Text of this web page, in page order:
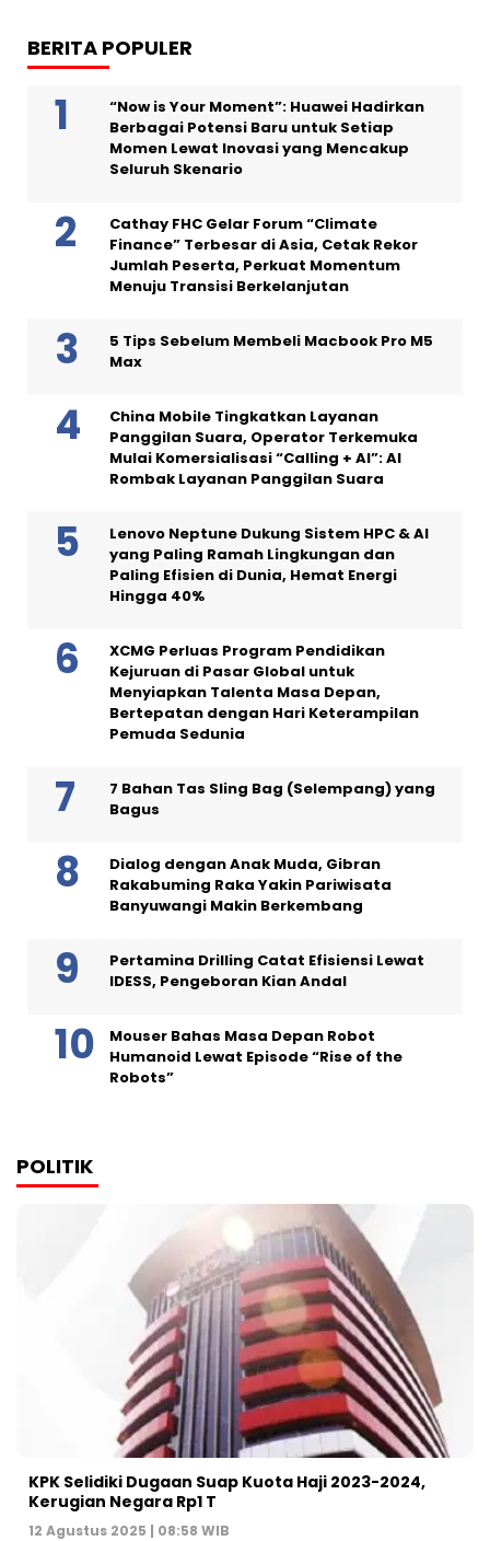
BERITA POPULER
“Now is Your Moment”: Huawei Hadirkan
Berbagai Potensi Baru untuk Setiap
Momen Lewat Inovasi yang Mencakup
Seluruh Skenario
Cathay FHC Gelar Forum “Climate
Finance” Terbesar di Asia, Cetak Rekor
Jumlah Peserta, Perkuat Momentum
Menuju Transisi Berkelanjutan
5 Tips Sebelum Membeli Macbook Pro M5
Max
China Mobile Tingkatkan Layanan
Panggilan Suara, Operator Terkemuka
Mulai Komersialisasi “Calling + AI”: AI
Rombak Layanan Panggilan Suara
Lenovo Neptune Dukung Sistem HPC & AI
yang Paling Ramah Lingkungan dan
Paling Efisien di Dunia, Hemat Energi
Hingga 40%
XCMG Perluas Program Pendidikan
Kejuruan di Pasar Global untuk
Menyiapkan Talenta Masa Depan,
Bertepatan dengan Hari Keterampilan
Pemuda Sedunia
7 Bahan Tas Sling Bag (Selempang) yang
Bagus
Dialog dengan Anak Muda, Gibran
Rakabuming Raka Yakin Pariwisata
Banyuwangi Makin Berkembang
Pertamina Drilling Catat Efisiensi Lewat
IDESS, Pengeboran Kian Andal
Mouser Bahas Masa Depan Robot
Humanoid Lewat Episode “Rise of the
Robots”
POLITIK
KPK Selidiki Dugaan Suap Kuota Haji 2023-2024,
Kerugian Negara Rp1 T
12 Agustus 2025 | 08:58 WIB